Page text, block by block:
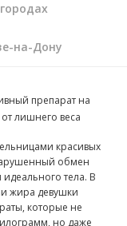
на-Дону
препарат на
лишнего веса
красивых
обмен
тела. В
жира девушки
которые не
но даже